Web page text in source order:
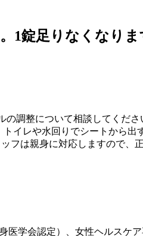
錠足りなくなり
調整について相談してくだ
イレや水回りでシートから
フは親身に対応しますので、
学会認定）、女性ヘルスケ